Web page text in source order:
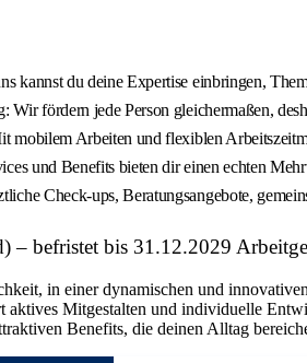
kannst du deine Expertise einbringen,
Wir fördern jede Person gleichermaßen,
mobilem Arbeiten und flexiblen
und Benefits bieten dir einen echten
Check-ups, Beratungsangebote,
– befristet bis 31.12.2029
in einer dynamischen und
aktives Mitgestalten und individuelle
Benefits, die deinen Alltag